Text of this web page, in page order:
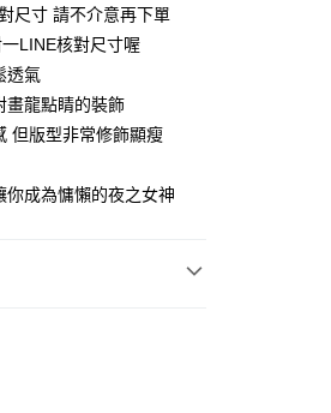
。
中的連結，可透過四大超商
視為交易完成。
若您需要取消訂單，請聯
視為有效，需透過AFTEE
帳頁面顯示為準，若有關於
，請聯繫「AFTEE先享後
support/home
並將交易相關給付款項請
尺寸 請不介意再下單
LINE核對尺寸喔
透氣
畫龍點睛的裝飾
但版型非常修飾顯瘦
成為慵懶的夜之女神